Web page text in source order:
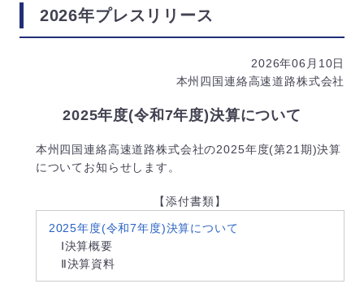
2026年プレスリリース
2026年06月10日
本州四国連絡高速道路株式会社
2025年度(令和7年度)決算について
本州四国連絡高速道路株式会社の2025年度(第21期)決算
についてお知らせします。
【添付書類】
2025年度(令和7年度)決算について
Ⅰ決算概要
Ⅱ決算資料